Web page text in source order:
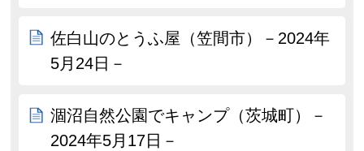
佐白山のとうふ屋（笠間市）－2024年
5月24日－
涸沼自然公園でキャンプ（茨城町）－
2024年5月17日－